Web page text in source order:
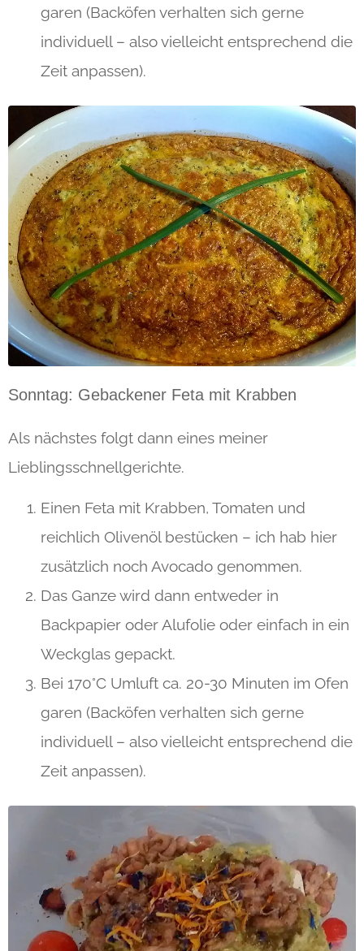
garen (Backöfen verhalten sich gerne
individuell – also vielleicht entsprechend die
Zeit anpassen).
Sonntag: Gebackener Feta mit Krabben
Als nächstes folgt dann eines meiner
Lieblingsschnellgerichte.
Einen Feta mit Krabben, Tomaten und
reichlich Olivenöl bestücken – ich hab hier
zusätzlich noch Avocado genommen.
Das Ganze wird dann entweder in
Backpapier oder Alufolie oder einfach in ein
Weckglas gepackt.
Bei 170°C Umluft ca. 20-30 Minuten im Ofen
garen (Backöfen verhalten sich gerne
individuell – also vielleicht entsprechend die
Zeit anpassen).